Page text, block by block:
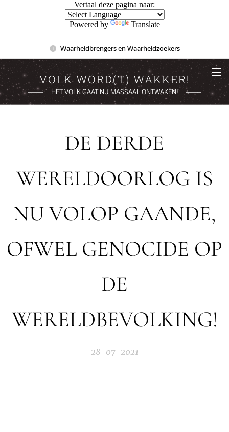
Vertaal deze pagina naar:
Powered by Translate
Waarheidbrengers en Waarheidzoekers
VOLK WORD(T) WAKKER!
HET VOLK GAAT NU MASSAAL ONTWAKEN!
DE DERDE
WERELDOORLOG IS
NU VOLOP GAANDE,
OFWEL GENOCIDE OP
DE
WERELDBEVOLKING!
28-07-2021